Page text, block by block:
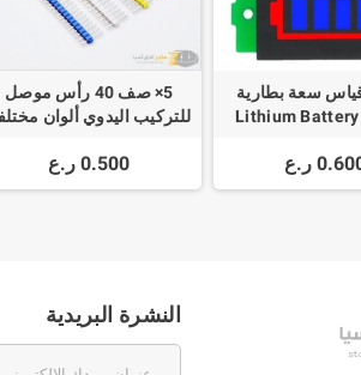
سعة بطارية
الليثيوم Lithium Battery
1S-8S
ر.ع
5× صف 40 رأس موصل
للتركيب اليدوي ألوان
0.500 ر.ع
النشرة البريدية